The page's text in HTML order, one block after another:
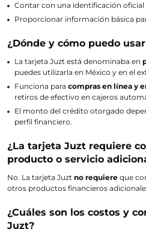
Contar con una identificación oficial
Proporcionar información básica
¿Dónde y cómo puedo
La tarjeta Juzt está denominaba en
puedes utilizarla en México y en el
Funciona para compras en línea y
retiros de efectivo en cajeros
El monto del crédito otorgado
perfil financiero.
¿La tarjeta Juzt requiere
producto o servicio
No. La tarjeta Juzt no requiere que
otros productos financieros
¿Cuáles son los costos y
Juzt?